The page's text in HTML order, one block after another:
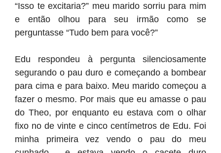
“Isso te excitaria?” meu marido sorriu para mim
e então olhou para seu irmão como se
perguntasse “Tudo bem para você?”
Edu respondeu à pergunta silenciosamente
segurando o pau duro e começando a bombear
para cima e para baixo. Meu marido começou a
fazer o mesmo. Por mais que eu amasse o pau
do Theo, por enquanto eu estava com o olhar
fixo no de vinte e cinco centímetros de Edu. Foi
minha primeira vez vendo o pau do meu